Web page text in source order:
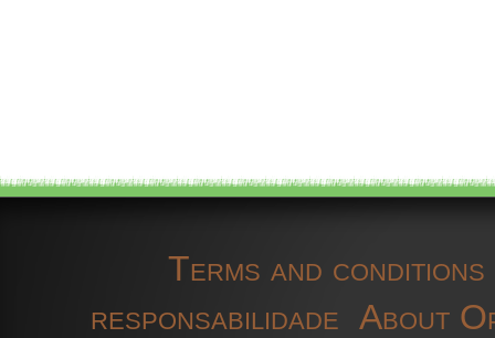
Terms and conditions
responsabilidade About